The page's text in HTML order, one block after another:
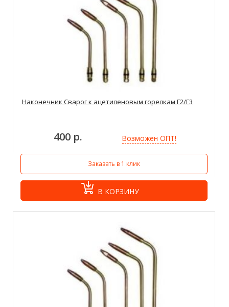
Наконечник Сварог к ацетиленовым горелкам Г2/Г3
400 р. Возможен ОПТ!
Заказать в 1 клик
В КОРЗИНУ